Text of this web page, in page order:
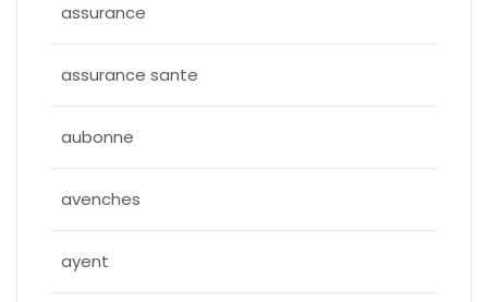
assurance
assurance sante
aubonne
avenches
ayent